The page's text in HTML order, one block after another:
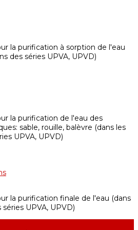
la purification à sorption de l'eau
des séries UPVA, UPVD)
la purification de l'eau des
sable, rouille, balèvre (dans les
UPVA, UPVD)
la purification finale de l'eau (dans
UPVA, UPVD)